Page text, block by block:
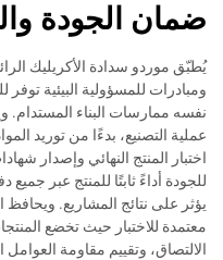
ضمان الجودة
يُطبّق موردو سدادة الأكريليك
ومبادرات للمسؤولية البيئية
نفسه ممارسات البناء
عملية التصنيع، بدءًا من توريد
اختبار المنتج النهائي وإصدار
للجودة أداءً ثابتًا للمنتج عبر جميع
يؤثر على نتائج المشاريع.
معتمدة للاختبار حيث تخضع
الالتصاق، وتقييم مقاومة العوامل